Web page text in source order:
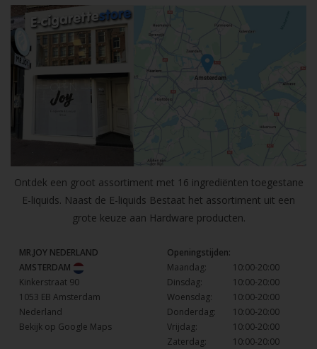
Ontdek een groot assortiment met 16 ingrediënten toegestane
E-liquids. Naast de E-liquids Bestaat het assortiment uit een
grote keuze aan Hardware producten.
MR.JOY NEDERLAND
AMSTERDAM
Kinkerstraat 90
1053 EB Amsterdam
Nederland
Bekijk op Google Maps
Openingstijden:
Maandag:
10:00-20:00
Dinsdag:
10:00-20:00
Woensdag:
10:00-20:00
Donderdag:
10:00-20:00
Vrijdag:
10:00-20:00
Zaterdag:
10:00-20:00